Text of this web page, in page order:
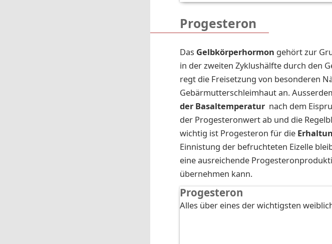
Progesteron
Das Gelbkörperhormon gehört zur
in der zweiten Zyklushälfte durch den
regt die Freisetzung von besonderen
Gebärmutterschleimhaut an.
der Basaltemperatur nach dem
der Progesteronwert ab und die
wichtig ist Progesteron für die
Einnistung der befruchteten Eizelle
eine ausreichende
übernehmen kann.
Progesteron
Alles über eines der wichtigsten